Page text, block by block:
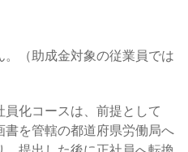
（助成金対象の従業員では
化コースは、前提として
書を管轄の都道府県労働局へ